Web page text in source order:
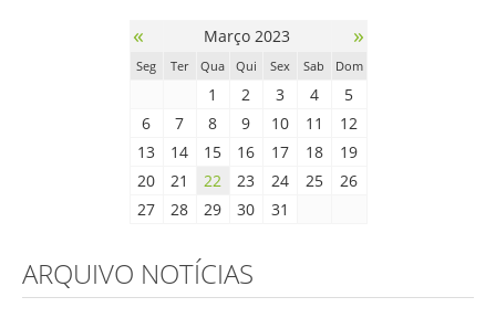
« Março 2023 »
Seg Ter Qua Qui Sex Sab Dom
1 2 3 4
5
6
7 8 9 10 11
12
13
14 15 16 17 18
19
20
21 22 23 24 25
26
27
28 29 30 31
ARQUIVO NOTÍCIAS